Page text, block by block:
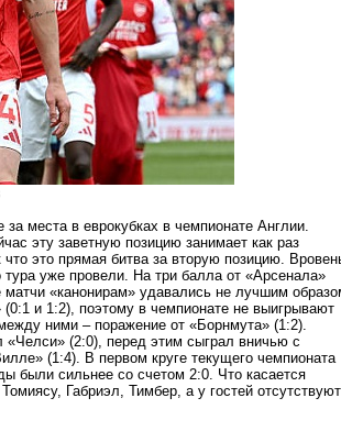
места в еврокубках в чемпионате Англии.
эту заветную позицию занимает как раз
это прямая битва за вторую позицию.
уже провели. На три балла от «Арсенала»
«канонирам» удавались не лучшим
и 1:2), поэтому в чемпионате не выигрывают
ними – поражение от «Борнмута» (1:2).
(2:0), перед этим сыграл вничью с
(1:4). В первом круге текущего чемпионата
были сильнее со счетом 2:0. Что касается
Габриэл, Тимбер, а у гостей отсутствуют